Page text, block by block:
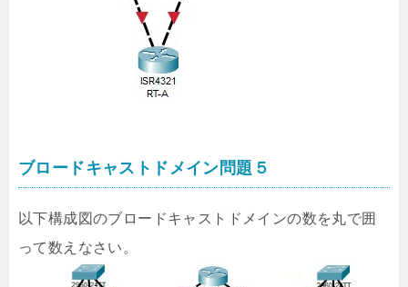
ブロードキャストドメイン問題５
以下構成図のブロードキャストドメインの数を丸で囲
って数えなさい。